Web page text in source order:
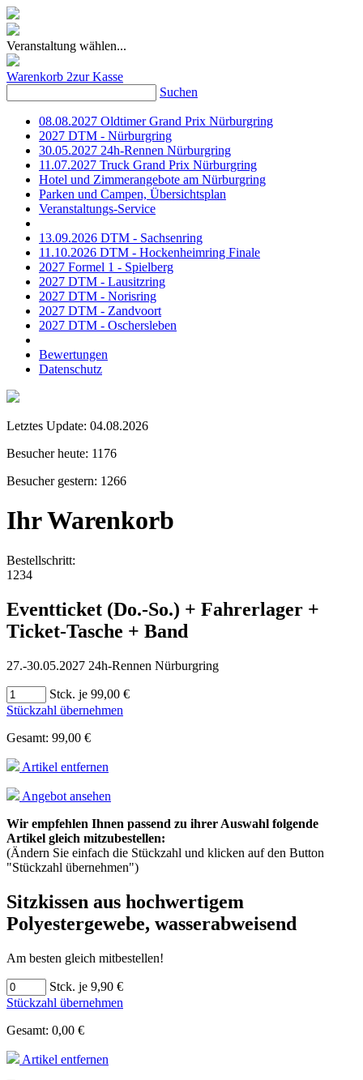
Veranstaltung wählen...
Warenkorb 2zur Kasse
Suchen
08.08.2027 Oldtimer Grand Prix Nürburgring
2027 DTM - Nürburgring
30.05.2027 24h-Rennen Nürburgring
11.07.2027 Truck Grand Prix Nürburgring
Hotel und Zimmerangebote am Nürburgring
Parken und Campen, Übersichtsplan
Veranstaltungs-Service
13.09.2026 DTM - Sachsenring
11.10.2026 DTM - Hockenheimring Finale
2027 Formel 1 - Spielberg
2027 DTM - Lausitzring
2027 DTM - Norisring
2027 DTM - Zandvoort
2027 DTM - Oschersleben
Bewertungen
Datenschutz
Letztes Update: 04.08.2026
Besucher heute: 1176
Besucher gestern: 1266
Ihr Warenkorb
Bestellschritt:
1 234
Eventticket (Do.-So.) + Fahrerlager +
Ticket-Tasche + Band
27.-30.05.2027 24h-Rennen Nürburgring
Stck. je 99,00 €
Stückzahl übernehmen
Gesamt: 99,00 €
Artikel entfernen
Angebot ansehen
Wir empfehlen Ihnen passend zu ihrer Auswahl folgende
Artikel gleich mitzubestellen:
(Ändern Sie einfach die Stückzahl und klicken auf den Button
"Stückzahl übernehmen")
Sitzkissen aus hochwertigem
Polyestergewebe, wasserabweisend
Am besten gleich mitbestellen!
Stck. je 9,90 €
Stückzahl übernehmen
Gesamt: 0,00 €
Artikel entfernen